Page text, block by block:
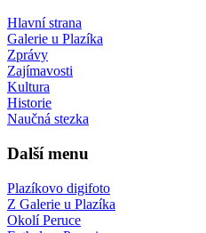
Hlavní strana
Galerie u Plazíka
Zprávy
Zajímavosti
Kultura
Historie
Naučná stezka
Další menu
Plazíkovo digifoto
Z Galerie u Plazíka
Okolí Peruce